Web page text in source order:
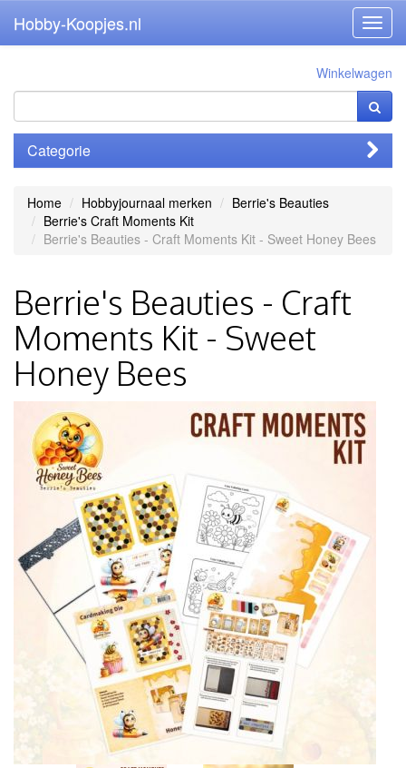
Hobby-Koopjes.nl
Winkelwagen
Categorie
Home Hobbyjournaal merken
Berrie's Beauties
Berrie's Craft Moments Kit
Berrie's Beauties - Craft Moments Kit - Sweet Honey Bees
Berrie's Beauties - Craft
Moments Kit - Sweet
Honey Bees